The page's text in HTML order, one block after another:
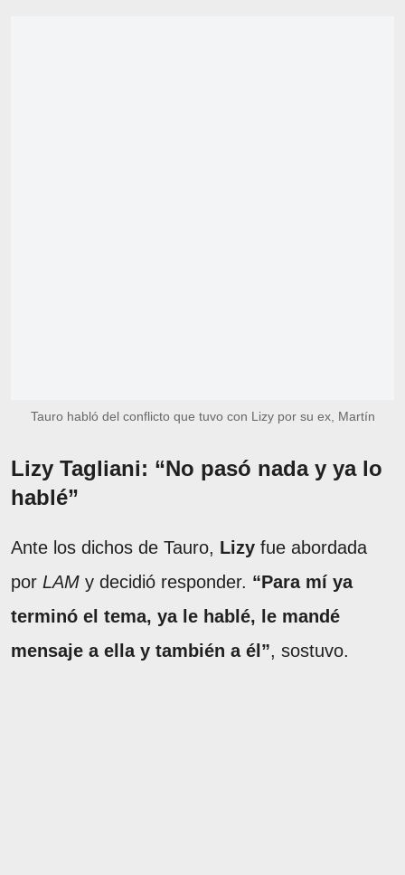
Tauro habló del conflicto que tuvo con Lizy por su ex, Martín
Lizy Tagliani: “No pasó nada y ya lo
hablé”
Ante los dichos de Tauro, Lizy fue abordada
por LAM y decidió responder. “Para mí ya
terminó el tema, ya le hablé, le mandé
mensaje a ella y también a él”, sostuvo.